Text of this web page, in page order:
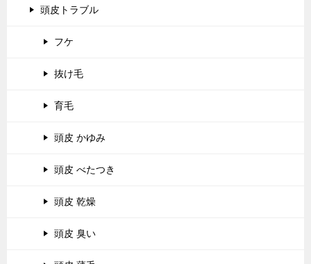
頭皮トラブル
フケ
抜け毛
育毛
頭皮 かゆみ
頭皮 べたつき
頭皮 乾燥
頭皮 臭い